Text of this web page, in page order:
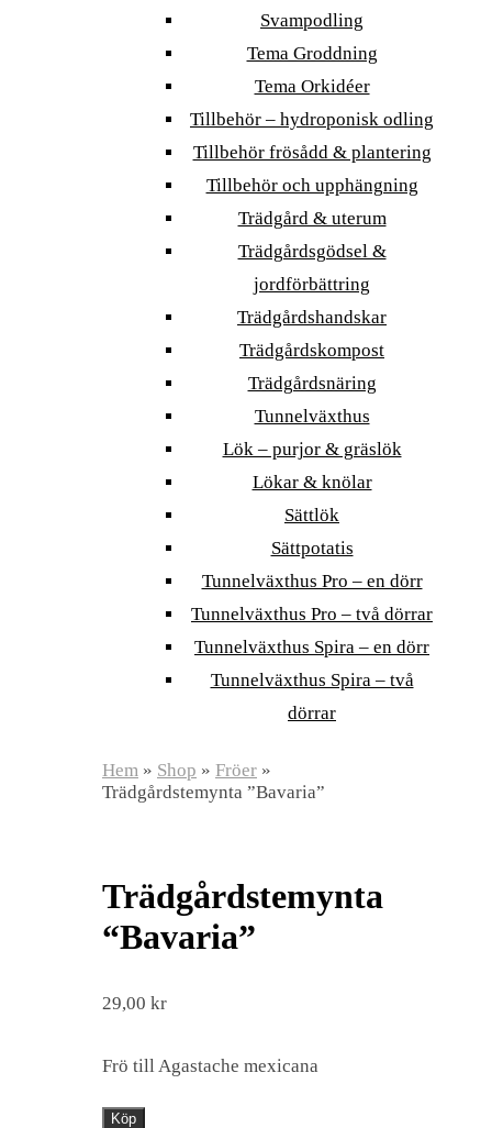
Svampodling
Tema Groddning
Tema Orkidéer
Tillbehör – hydroponisk odling
Tillbehör frösådd & plantering
Tillbehör och upphängning
Trädgård & uterum
Trädgårdsgödsel &
jordförbättring
Trädgårdshandskar
Trädgårdskompost
Trädgårdsnäring
Tunnelväxthus
Lök – purjor & gräslök
Lökar & knölar
Sättlök
Sättpotatis
Tunnelväxthus Pro – en dörr
Tunnelväxthus Pro – två dörrar
Tunnelväxthus Spira – en dörr
Tunnelväxthus Spira – två
dörrar
Hem » Shop » Fröer »
Trädgårdstemynta ”Bavaria”
Trädgårdstemynta
“Bavaria”
29,00 kr
Frö till Agastache mexicana
Köp